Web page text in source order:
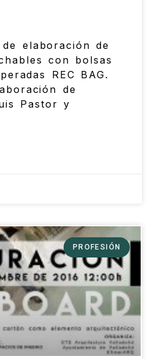
elaboración de
con bolsas
REC BAG.
de
Pastor y
PROFESIÓN